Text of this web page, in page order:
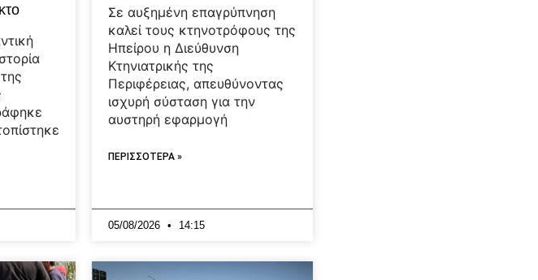
Σε αυξημένη επαγρύπνηση
καλεί τους κτηνοτρόφους της
Ηπείρου η Διεύθυνση
Κτηνιατρικής της
Περιφέρειας, απευθύνοντας
ισχυρή σύσταση για την
αυστηρή εφαρμογή
ΠΕΡΙΣΣΟΤΕΡΑ »
05/08/2026 14:15